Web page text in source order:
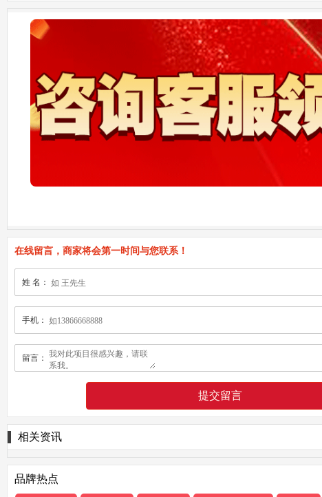
在线留言，商家将会第一时间与您联系！
姓 名：
手机：
留言：
相关资讯
品牌热点